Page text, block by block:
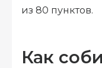
из 80 пунктов.
Как